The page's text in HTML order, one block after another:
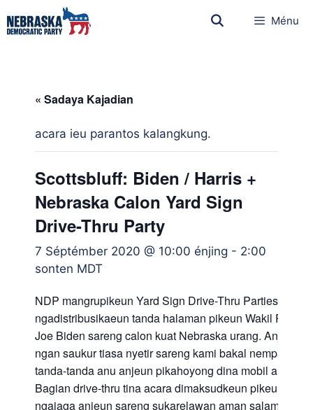
Ménu
« Sadaya Kajadian
acara ieu parantos kalangkung.
Scottsbluff: Biden / Harris +
Nebraska Calon Yard Sign
Drive-Thru Party
7 Séptémber 2020 @ 10:00 énjing - 2:00
sonten MDT
NDP mangrupikeun Yard Sign Drive-Thru Parties
ngadistribusikaeun tanda halaman pikeun Wakil
Joe Biden sareng calon kuat Nebraska urang. Anjeun
ngan saukur tiasa nyetir sareng kami bakal nempatkeun
tanda-tanda anu anjeun pikahoyong dina mobil anjeun.
Bagian drive-thru tina acara dimaksudkeun pikeun
ngajaga anjeun sareng sukarelawan aman salami